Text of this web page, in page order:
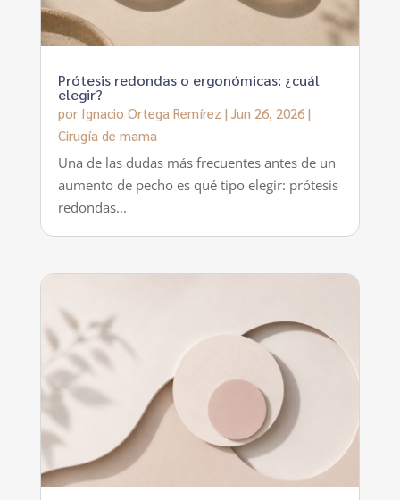
Prótesis redondas o ergonómicas: ¿cuál
elegir?
por Ignacio Ortega Remírez | Jun 26, 2026|
Cirugía de mama
Una de las dudas más frecuentes antes de un
aumento de pecho es qué tipo elegir: prótesis
redondas...